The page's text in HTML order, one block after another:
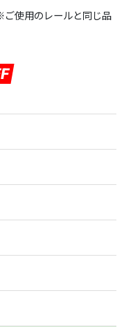
使用のレールと同じ品